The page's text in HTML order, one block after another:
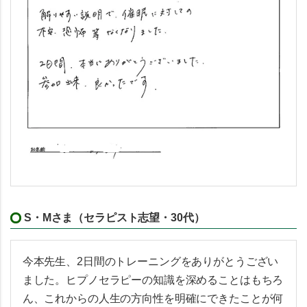
S・Mさま（セラピスト志望・30代）
今本先生、2日間のトレーニングをありがとうござい
ました。ヒプノセラピーの知識を深めることはもちろ
ん、これからの人生の方向性を明確にできたことが何